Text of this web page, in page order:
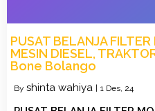
PUSAT BELANJA
MESIN DIESEL,
Bone Bolango
By shinta wahiya | 1 Des, 24